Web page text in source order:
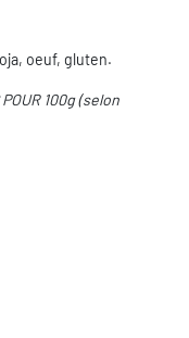
oeuf, gluten.
100g (selon